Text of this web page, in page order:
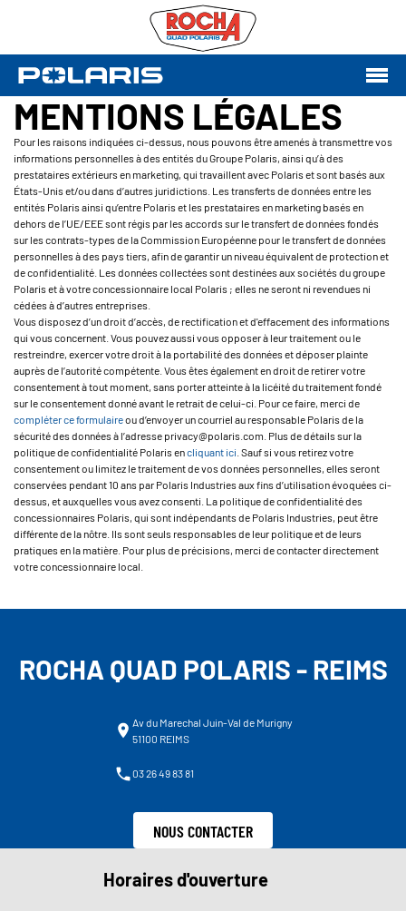
MENTIONS LÉGALES
Pour les raisons indiquées ci-dessus, nous pouvons être amenés à transmettre vos
informations personnelles à des entités du Groupe Polaris, ainsi qu’à des
prestataires extérieurs en marketing, qui travaillent avec Polaris et sont basés aux
États-Unis et/ou dans d’autres juridictions. Les transferts de données entre les
entités Polaris ainsi qu’entre Polaris et les prestataires en marketing basés en
dehors de l’UE/EEE sont régis par les accords sur le transfert de données fondés
sur les contrats-types de la Commission Européenne pour le transfert de données
personnelles à des pays tiers, afin de garantir un niveau équivalent de protection et
de confidentialité. Les données collectées sont destinées aux sociétés du groupe
Polaris et à votre concessionnaire local Polaris ; elles ne seront ni revendues ni
cédées à d’autres entreprises.
Vous disposez d’un droit d’accès, de rectification et d'effacement des informations
qui vous concernent. Vous pouvez aussi vous opposer à leur traitement ou le
restreindre, exercer votre droit à la portabilité des données et déposer plainte
auprès de l’autorité compétente. Vous êtes également en droit de retirer votre
consentement à tout moment, sans porter atteinte à la licéité du traitement fondé
sur le consentement donné avant le retrait de celui-ci. Pour ce faire, merci de
compléter ce formulaireou d’envoyer un courriel au responsable Polaris de la
sécurité des données à l’adresse privacy@polaris.com. Plus de détails sur la
politique de confidentialité Polaris encliquant ici . Sauf si vous retirez votre
consentement ou limitez le traitement de vos données personnelles, elles seront
conservées pendant 10 ans par Polaris Industries aux fins d’utilisation évoquées ci-
dessus, et auxquelles vous avez consenti. La politique de confidentialité des
concessionnaires Polaris, qui sont indépendants de Polaris Industries, peut être
différente de la nôtre. Ils sont seuls responsables de leur politique et de leurs
pratiques en la matière. Pour plus de précisions, merci de contacter directement
votre concessionnaire local.
ROCHA QUAD POLARIS - REIMS
Av du Marechal Juin-Val de Murigny
51100 REIMS
03 26 49 83 81
NOUS CONTACTER
Horaires d'ouverture